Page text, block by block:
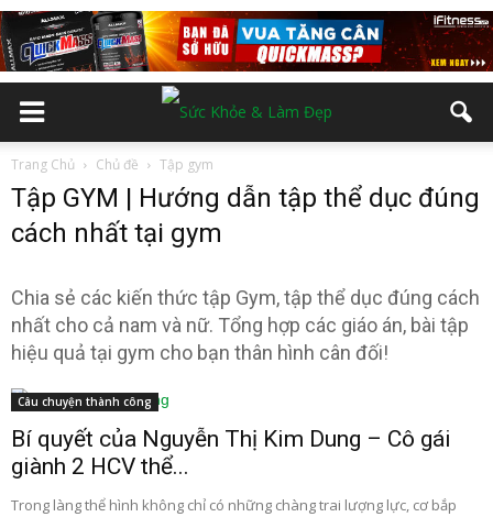
Trang Chủ Chủ đề Tập gym
Tập GYM | Hướng dẫn tập thể dục đúng
cách nhất tại gym
Chia sẻ các kiến thức tập Gym, tập thể dục đúng cách
nhất cho cả nam và nữ. Tổng hợp các giáo án, bài tập
hiệu quả tại gym cho bạn thân hình cân đối!
Câu chuyện thành công
Bí quyết của Nguyễn Thị Kim Dung – Cô gái
giành 2 HCV thể...
Trong làng thể hình không chỉ có những chàng trai lượng lực, cơ bắp